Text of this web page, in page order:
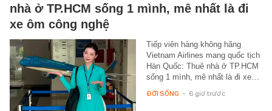
nhà ở TP.HCM sống 1 mình, mê nhất là đi
xe ôm công nghệ
Tiếp viên hàng không hãng
Vietnam Airlines mang quốc tịch
Hàn Quốc: Thuê nhà ở TP.HCM
sống 1 mình, mê nhất là đi xe…
ĐỜI SỐNG - 6 giờ trước